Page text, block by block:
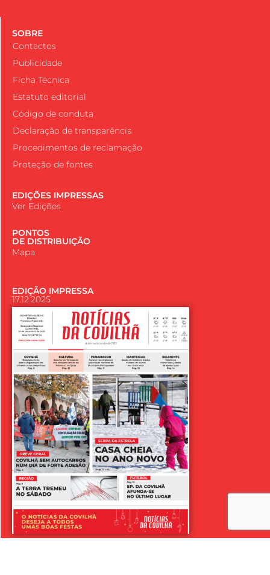
SOBRE
Contactos
Publicidade
Ficha Técnica
Estatuto editorial
Código de conduta
Declaração de transparência
Procedimentos de reclamação
Proteção de fontes
EDIÇÕES IMPRESSAS
Ver Edições
PONTOS
DE DISTRIBUIÇÃO
Mapa
EDIÇÃO IMPRESSA
17.12.2025